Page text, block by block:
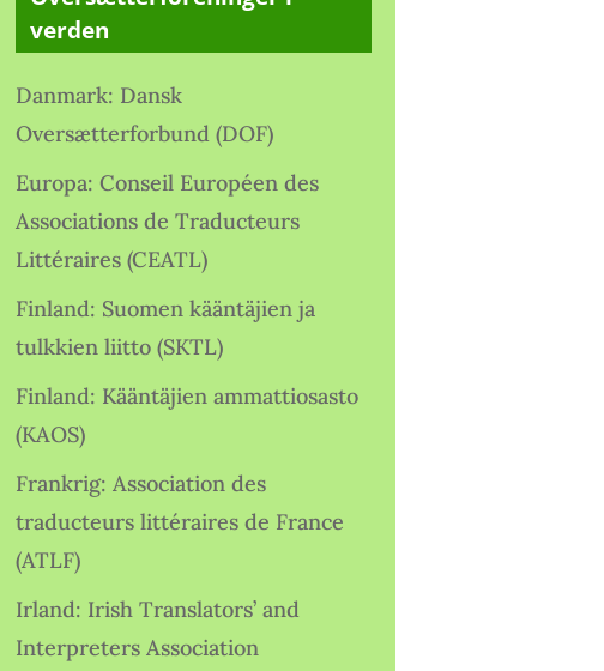
verden
Danmark: Dansk
Oversætterforbund (DOF)
Europa: Conseil Européen des
Associations de Traducteurs
Littéraires (CEATL)
Finland: Suomen kääntäjien ja
tulkkien liitto (SKTL)
Finland: Kääntäjien ammattiosasto
(KAOS)
Frankrig: Association des
traducteurs littéraires de France
(ATLF)
Irland: Irish Translators’ and
Interpreters Association